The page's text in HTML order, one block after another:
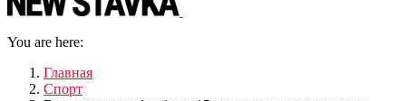
You are here:
Главная
Спорт